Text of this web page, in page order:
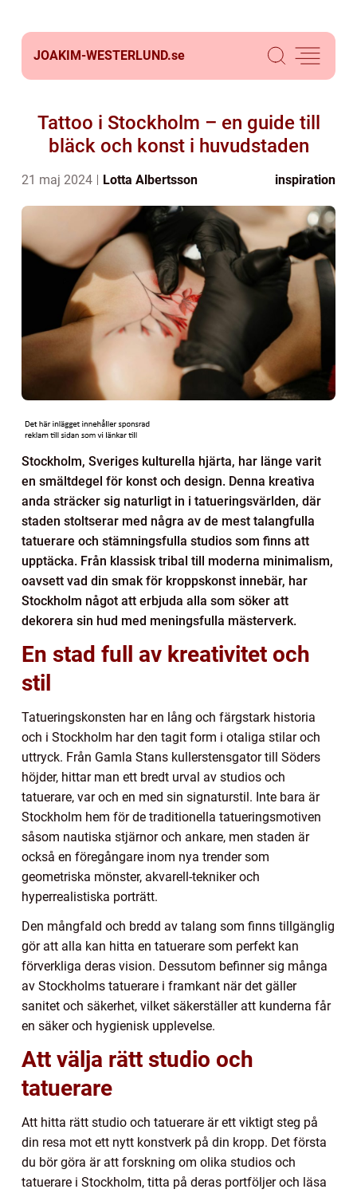
JOAKIM-WESTERLUND.se
Tattoo i Stockholm – en guide till
bläck och konst i huvudstaden
21 maj 2024 Lotta Albertsson inspiration
Stockholm, Sveriges kulturella hjärta, har länge varit
en smältdegel för konst och design. Denna kreativa
anda sträcker sig naturligt in i tatueringsvärlden, där
staden stoltserar med några av de mest talangfulla
tatuerare och stämningsfulla studios som finns att
upptäcka. Från klassisk tribal till moderna minimalism,
oavsett vad din smak för kroppskonst innebär, har
Stockholm något att erbjuda alla som söker att
dekorera sin hud med meningsfulla mästerverk.
En stad full av kreativitet och
stil
Tatueringskonsten har en lång och färgstark historia
och i Stockholm har den tagit form i otaliga stilar och
uttryck. Från Gamla Stans kullerstensgator till Söders
höjder, hittar man ett bredt urval av studios och
tatuerare, var och en med sin signaturstil. Inte bara är
Stockholm hem för de traditionella tatueringsmotiven
såsom nautiska stjärnor och ankare, men staden är
också en föregångare inom nya trender som
geometriska mönster, akvarell-tekniker och
hyperrealistiska porträtt.
Den mångfald och bredd av talang som finns tillgänglig
gör att alla kan hitta en tatuerare som perfekt kan
förverkliga deras vision. Dessutom befinner sig många
av Stockholms tatuerare i framkant när det gäller
sanitet och säkerhet, vilket säkerställer att kunderna får
en säker och hygienisk upplevelse.
Att välja rätt studio och
tatuerare
Att hitta rätt studio och tatuerare är ett viktigt steg på
din resa mot ett nytt konstverk på din kropp. Det första
du bör göra är att forskning om olika studios och
tatuerare i Stockholm, titta på deras portföljer och läsa